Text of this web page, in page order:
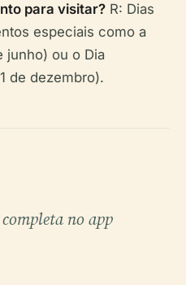
para visitar? R: Dias
especiais como a
junho) ou o Dia
de dezembro).
no app